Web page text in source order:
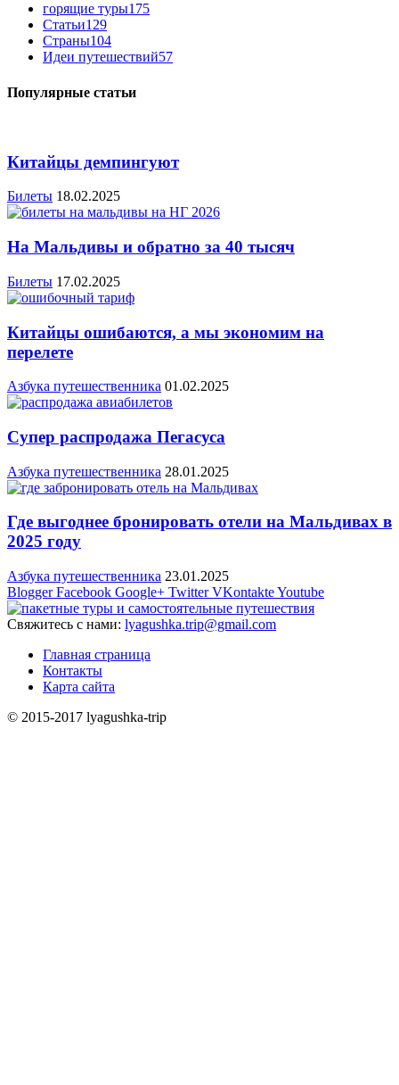
горящие туры175
Статьи129
Страны104
Идеи путешествий57
Популярные статьи
Китайцы демпингуют
Билеты 18.02.2025
На Мальдивы и обратно за 40 тысяч
Билеты 17.02.2025
Китайцы ошибаются, а мы экономим на
перелете
Азбука путешественника 01.02.2025
Супер распродажа Пегасуса
Азбука путешественника 28.01.2025
Где выгоднее бронировать отели на Мальдивах в
2025 году
Азбука путешественника 23.01.2025
Blogger Facebook Google+ Twitter VKontakteYoutube
Свяжитесь с нами: lyagushka.trip@gmail.com
Главная страница
Контакты
Карта сайта
© 2015-2017 lyagushka-trip